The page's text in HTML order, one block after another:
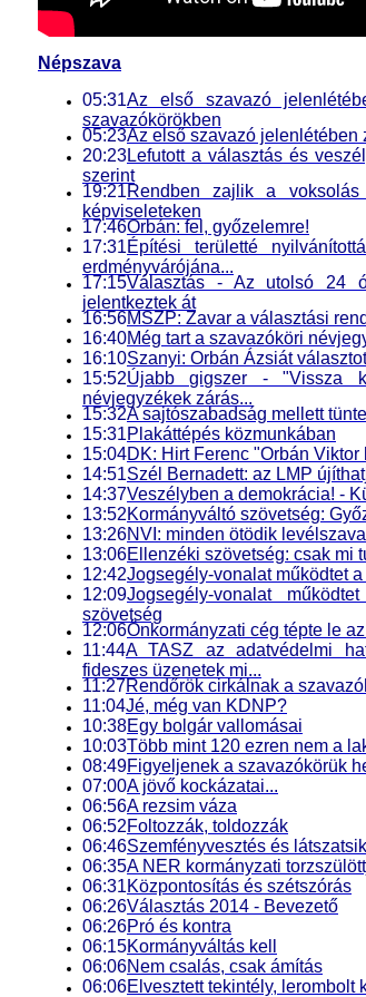
Népszava
05:31Az első szavazó
szavazókörökben
05:23Az első szavazó jelenlétében
20:23Lefutott a választás és
szerint
19:21Rendben zajlik a
képviseleteken
17:46Orbán: fel, győzelemre!
17:31Építési területté
erdményvárójána...
17:15Választás - Az utolsó 24
jelentkeztek át
16:56MSZP: Zavar a választási
16:40Még tart a szavazóköri
16:10Szanyi: Orbán Ázsiát
15:52Újabb gigszer - "Vissza
névjegyzékek zárás...
15:32A sajtószabadság mellett
15:31Plakáttépés közmunkában
15:04DK: Hirt Ferenc "Orbán Viktor
14:51Szél Bernadett: az LMP
14:37Veszélyben a demokrácia! -
13:52Kormányváltó szövetség:
13:26NVI: minden ötödik
13:06Ellenzéki szövetség: csak mi
12:42Jogsegély-vonalat működtet
12:09Jogsegély-vonalat
szövetség
12:06Önkormányzati cég tépte le
11:44A TASZ az adatvédelmi
fideszes üzenetek mi...
11:27Rendőrök cirkálnak a
11:04Jé, még van KDNP?
10:38Egy bolgár vallomásai
10:03Több mint 120 ezren nem a
08:49Figyeljenek a szavazókörük
07:00A jövő kockázatai...
06:56A rezsim váza
06:52Foltozzák, toldozzák
06:46Szemfényvesztés és
06:35A NER kormányzati
06:31Központosítás és szétszórás
06:26Választás 2014 - Bevezető
06:26Pró és kontra
06:15Kormányváltás kell
06:06Nem csalás, csak ámítás
06:06Elvesztett tekintély, lerombolt